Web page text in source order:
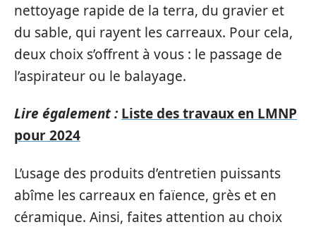
nettoyage rapide de la terra, du gravier et
du sable, qui rayent les carreaux. Pour cela,
deux choix s’offrent à vous : le passage de
l’aspirateur ou le balayage.
Lire également : Liste des travaux en LMNP
pour 2024
L’usage des produits d’entretien puissants
abîme les carreaux en faïence, grès et en
céramique. Ainsi, faites attention au choix